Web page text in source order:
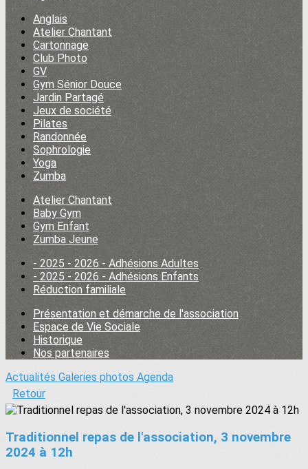
Anglais
Atelier Chantant
Cartonnage
Club Photo
GV
Gym Sénior Douce
Jardin Partagé
Jeux de société
Pilates
Randonnée
Sophrologie
Yoga
Zumba
Atelier Chantant
Baby Gym
Gym Enfant
Zumba Jeune
- 2025 - 2026 - Adhésions Adultes
- 2025 - 2026 - Adhésions Enfants
Réduction familiale
Présentation et démarche de l'association
Espace de Vie Sociale
Historique
Nos partenaires
Actualités Galeries photos Agenda
Retour
Traditionnel repas de l'association, 3 novembre
2024 à 12h